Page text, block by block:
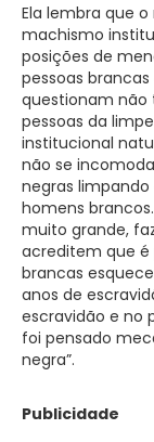
Ela lembra que
machismo
posições de
pessoas
questionam não
pessoas da
institucional
não se
negras
homens
muito grande,
acreditem que é
brancas
anos de
escravidão e no
foi pensado
negra”.
Publicidade